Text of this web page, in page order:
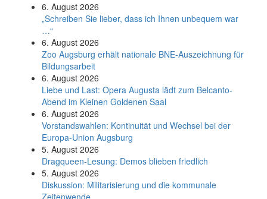
6. August 2026
„Schreiben Sie lieber, dass ich Ihnen unbequem war
…“
6. August 2026
Zoo Augsburg erhält nationale BNE-Auszeichnung für
Bildungsarbeit
6. August 2026
Liebe und Last: Opera Augusta lädt zum Belcanto-
Abend im Kleinen Goldenen Saal
6. August 2026
Vorstandswahlen: Kontinuität und Wechsel bei der
Europa-Union Augsburg
5. August 2026
Dragqueen-Lesung: Demos blieben friedlich
5. August 2026
Diskussion: Mi­li­ta­ri­sie­rung und die kommunale
Zeitenwende